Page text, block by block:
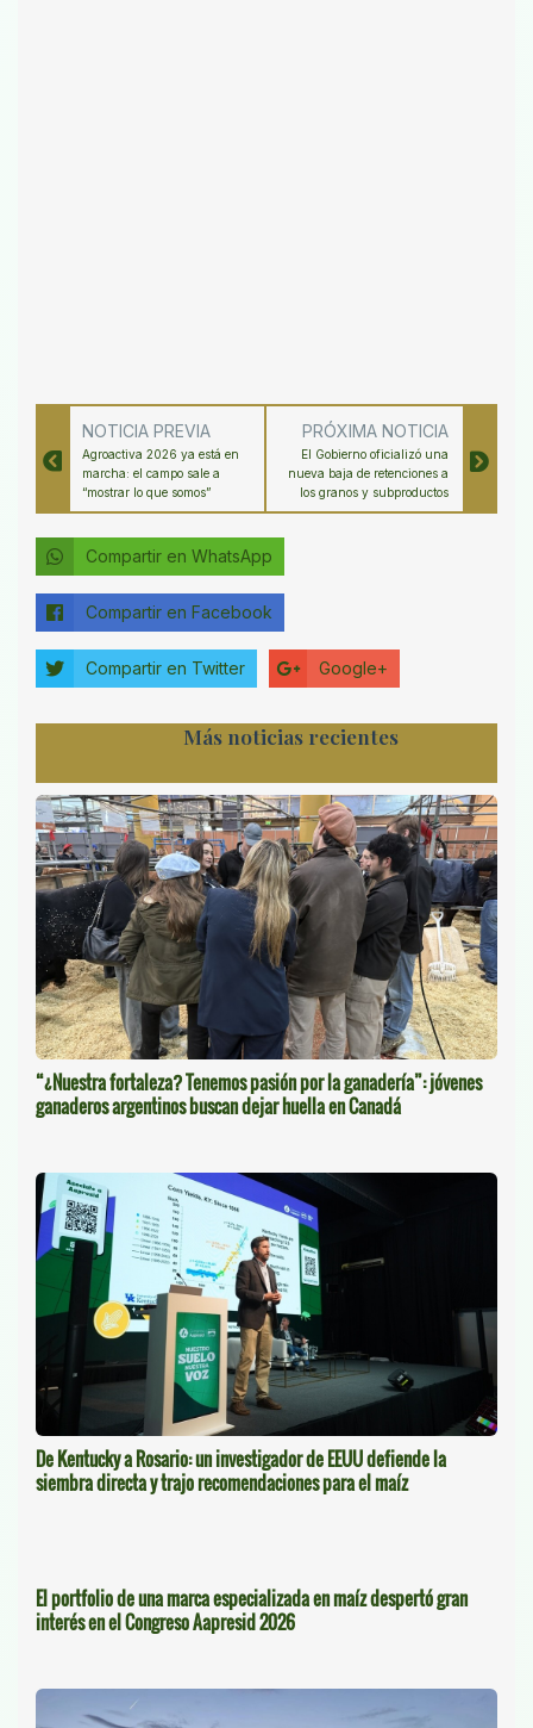
NOTICIA PREVIA
Agroactiva 2026 ya está en
marcha: el campo sale a
“mostrar lo que somos”
PRÓXIMA NOTICIA
El Gobierno oficializó una
nueva baja de retenciones a
los granos y subproductos
Compartir en WhatsApp
Compartir en Facebook
Compartir en Twitter Google+
Más noticias recientes
“¿Nuestra fortaleza? Tenemos pasión por la ganadería”: jóvenes
ganaderos argentinos buscan dejar huella en Canadá
De Kentucky a Rosario: un investigador de EEUU defiende la
siembra directa y trajo recomendaciones para el maíz
El portfolio de una marca especializada en maíz despertó gran
interés en el Congreso Aapresid 2026